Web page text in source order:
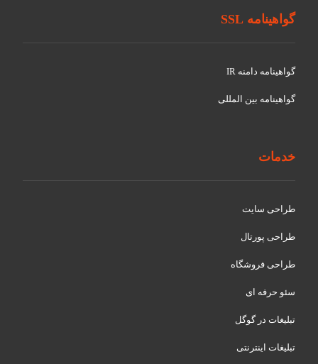
گواهینامه SSL
گواهينامه دامنه IR
گواهينامه بین المللی
خدمات
طراحی سایت
طراحی پورتال
طراحی فروشگاه
سئو حرفه ای
تبلیغات در گوگل
تبلیغات اینترنتی